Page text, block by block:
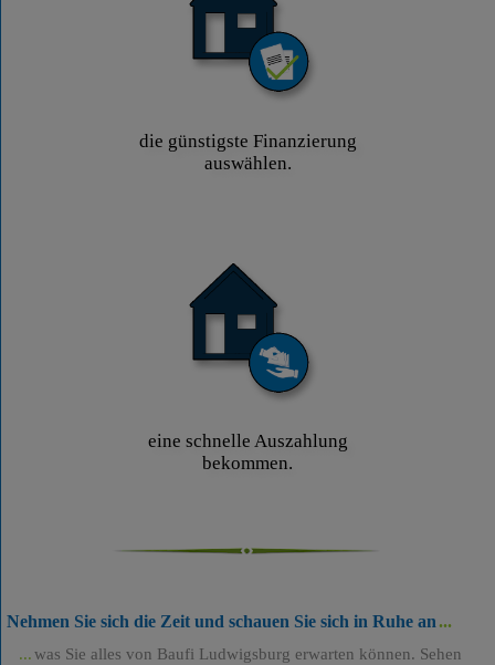
die günstigste Finanzierung
auswählen.
eine schnelle Auszahlung
bekommen.
Nehmen Sie sich die Zeit und schauen Sie sich in Ruhe an
was Sie alles von Baufi Ludwigsburg erwarten können. Sehen